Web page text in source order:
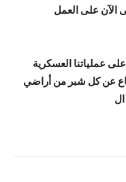
الآن على العمل
عملياتنا العسكرية
عن كل شبر من أراضي